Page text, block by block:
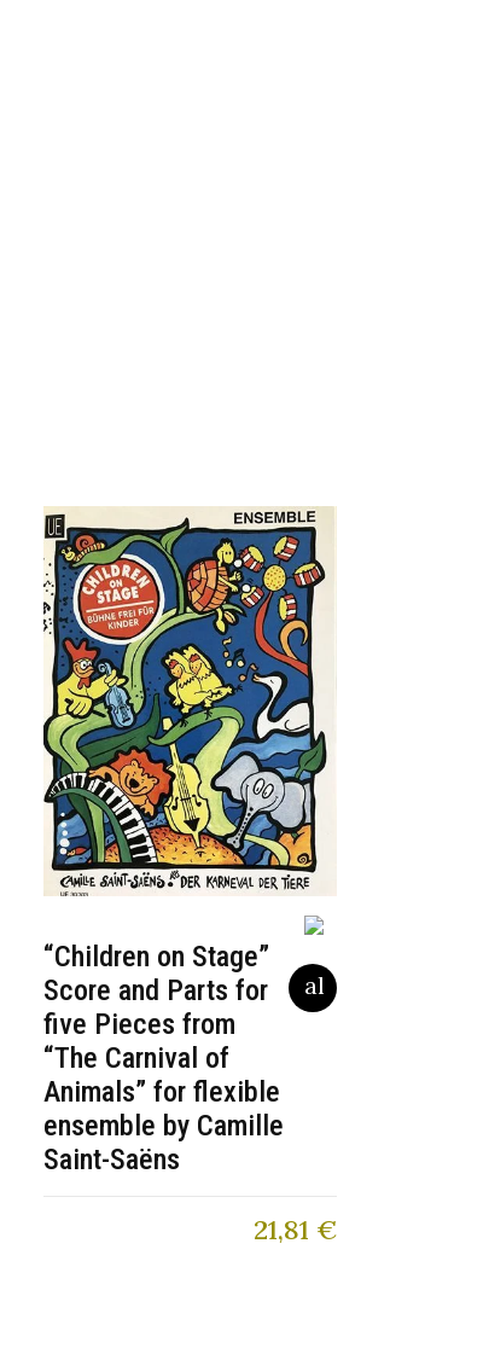
“Children on Stage”
Score and Parts for
five Pieces from
“The Carnival of
Animals” for flexible
ensemble by Camille
Saint-Saëns
21,81 €